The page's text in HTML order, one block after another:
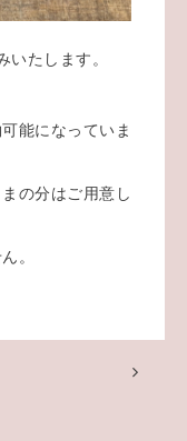
いたします。
能になっていま
の分はご用意し
。